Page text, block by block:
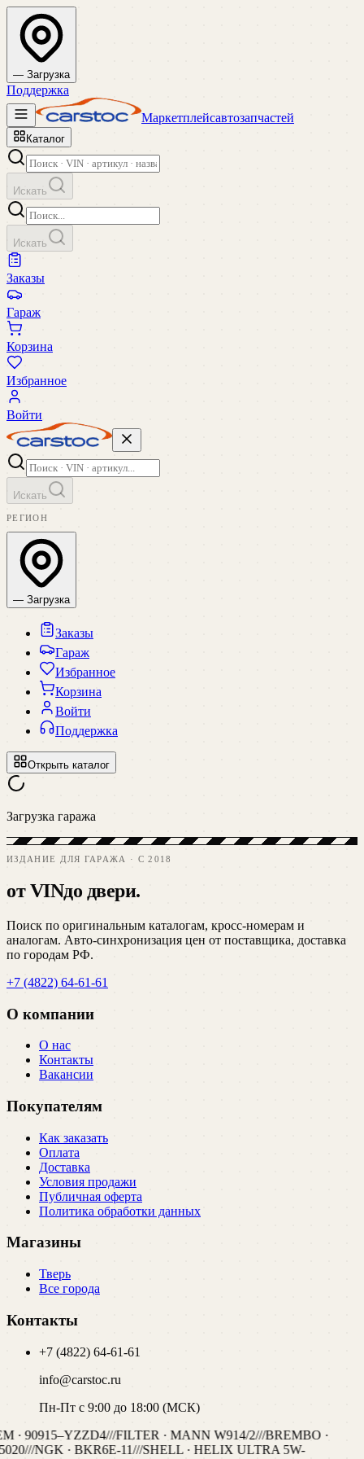
— Загрузка
Поддержка
Маркетплейсавтозапчастей
Каталог
Искать
Искать
Заказы
Гараж
Корзина
Избранное
Войти
Искать
РЕГИОН
— Загрузка
Заказы
Гараж
Избранное
Корзина
Войти
Поддержка
Открыть каталог
Загрузка гаража
ИЗДАНИЕ ДЛЯ ГАРАЖА · C 2018
от VINдо двери.
Поиск по оригинальным каталогам, кросс-номерам и
аналогам. Авто-синхронизация цен от поставщика, доставка
по городам РФ.
+7 (4822) 64-61-61
О компании
О нас
Контакты
Вакансии
Покупателям
Как заказать
Оплата
Доставка
Условия продажи
Публичная оферта
Политика обработки данных
Магазины
Тверь
Все города
Контакты
+7 (4822) 64-61-61
info@carstoc.ru
Пн-Пт с 9:00 до 18:00 (МСК)
· 90915–YZZD4///FILTER · MANN W914/2///BREMBO ·
///NGK · BKR6E-11///SHELL · HELIX ULTRA 5W-